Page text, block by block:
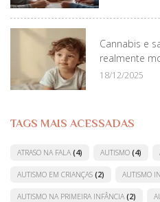
Cannabis e
realmente
18/12/2025
TAGS MAIS ACESSADAS
ATRASO NA FALA (4) AUTISMO (4)
AUTISMO EM CRIANÇAS (2) AUTISMO
AUTISMO NA PRIMEIRA INFÂNCIA (2)